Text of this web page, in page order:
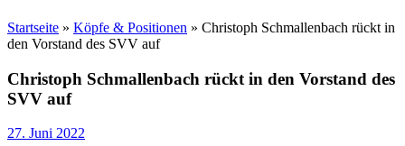
Startseite » Köpfe & Positionen » Christoph Schmallenbach rückt in
den Vorstand des SVV auf
Christoph Schmallenbach rückt in den Vorstand des
SVV auf
27. Juni 2022